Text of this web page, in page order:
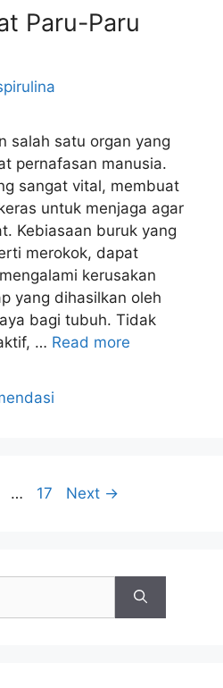
Paru-Paru
salah satu organ yang
pernafasan manusia.
sangat vital, membuat
untuk menjaga agar
Kebiasaan buruk yang
merokok, dapat
kerusakan
yang dihasilkan oleh
bagi tubuh. Tidak
… Read more
…
P
17 Next →